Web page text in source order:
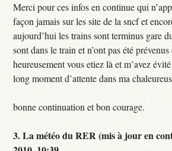
Merci pour ces infos en continue qui
façon jamais sur les site de la sncf et
aujourd’hui les trains sont terminus gare
sont dans le train et n’ont pas été
heureusement vous etiez là et m’avez
long moment d’attente dans ma
bonne continuation et bon courage.
3.La météo du RER (mis à jour en